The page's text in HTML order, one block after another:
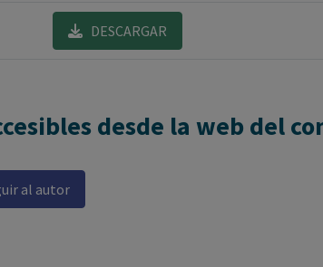
DESCARGAR
desde la web del
al autor